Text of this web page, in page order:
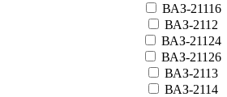
ВАЗ-21116
ВАЗ-2112
ВАЗ-21124
ВАЗ-21126
ВАЗ-2113
ВАЗ-2114